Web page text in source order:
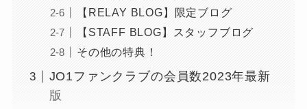
【RELAY BLOG】限定ブログ
【STAFF BLOG】スタッフブログ
その他の特典！
JO1ファンクラブの会員数2023年最新
版